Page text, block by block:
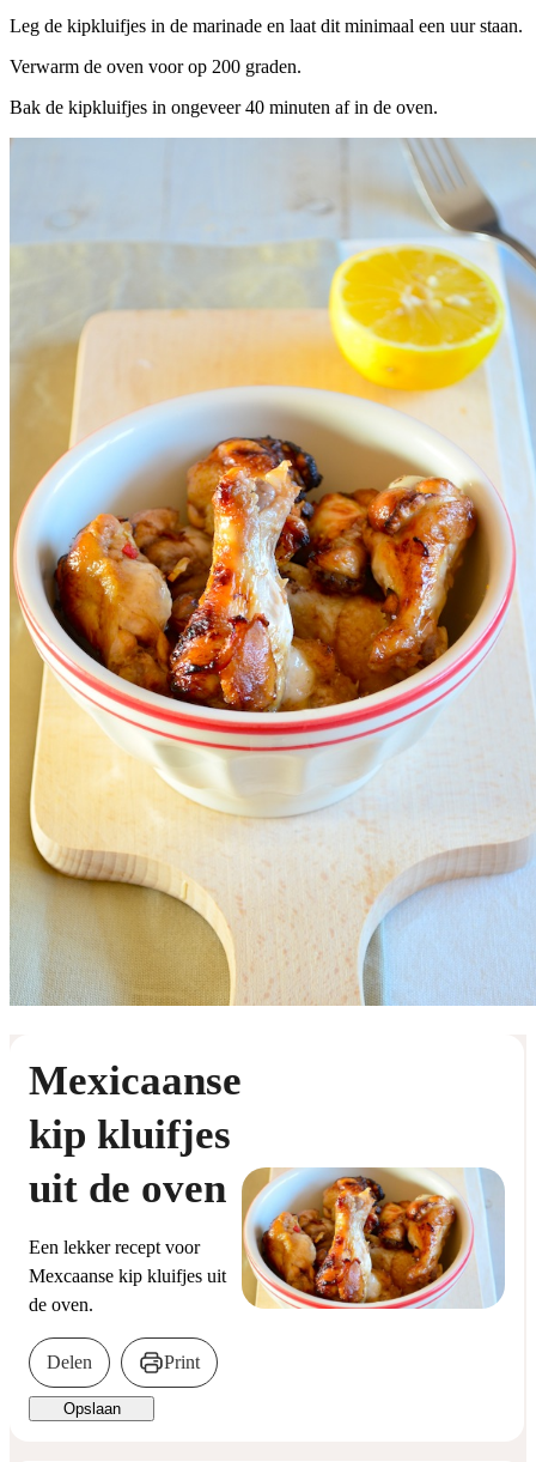
Leg de kipkluifjes in de marinade en laat dit minimaal een uur staan.
Verwarm de oven voor op 200 graden.
Bak de kipkluifjes in ongeveer 40 minuten af in de oven.
Mexicaanse
kip kluifjes
uit de oven
Een lekker recept voor
Mexcaanse kip kluifjes uit
de oven.
Delen Print
Opslaan